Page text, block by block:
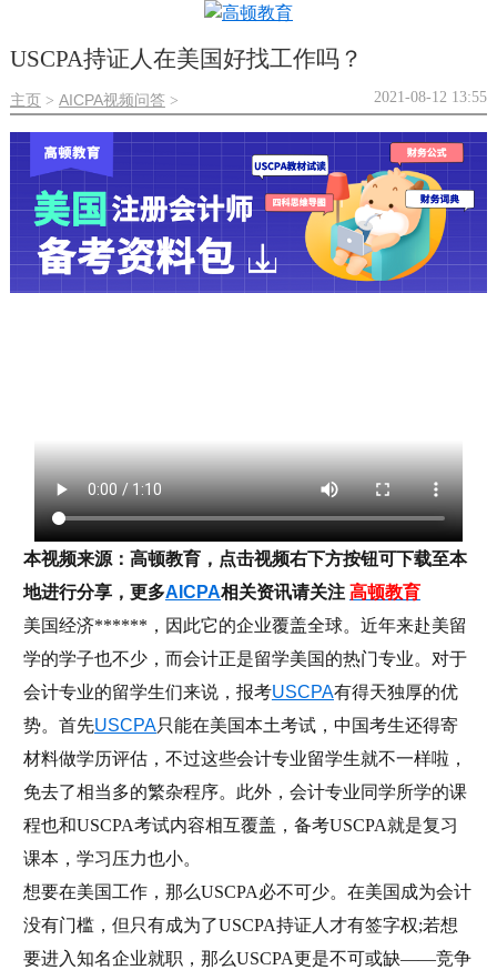
USCPA持证人在美国好找工作吗？
主页 > AICPA视频问答> 2021-08-12 13:55
本视频来源：高顿教育，点击视频右下方按钮可下载至本
地进行分享，更多AICPA相关资讯请关注 高顿教育
美国经济******，因此它的企业覆盖全球。近年来赴美留
学的学子也不少，而会计正是留学美国的热门专业。对于
会计专业的留学生们来说，报考USCPA有得天独厚的优
势。首先USCPA只能在美国本土考试，中国考生还得寄
材料做学历评估，不过这些会计专业留学生就不一样啦，
免去了相当多的繁杂程序。此外，会计专业同学所学的课
程也和USCPA考试内容相互覆盖，备考USCPA就是复习
课本，学习压力也小。
想要在美国工作，那么USCPA必不可少。在美国成为会计
没有门槛，但只有成为了USCPA持证人才有签字权;若想
要进入知名企业就职，那么USCPA更是不可或缺——竞争